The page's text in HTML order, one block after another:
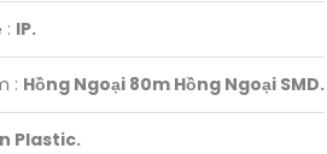
: IP.
: Hồng Ngoại 80m Hồng Ngoại SMD.
Plastic.